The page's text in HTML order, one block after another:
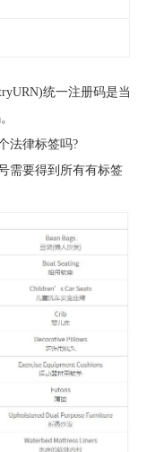
统一注册码是当
法律标签吗?
需要得到所有有标签